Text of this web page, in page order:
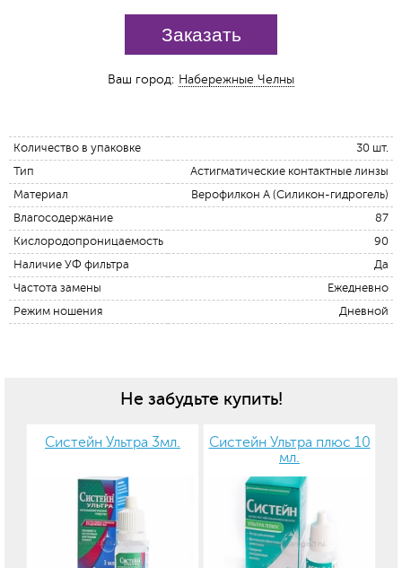
Заказать
Ваш город: Набережные Челны
Количество в упаковке
30 шт.
Тип
Астигматические контактные линзы
Материал
Верофилкон А (Силикон-гидрогель)
Влагосодержание
87
Кислородопроницаемость
90
Наличие УФ фильтра
Да
Частота замены
Ежедневно
Режим ношения
Дневной
Не забудьте купить!
Систейн Ультра 3мл.
Систейн Ультра плюс 10
мл.